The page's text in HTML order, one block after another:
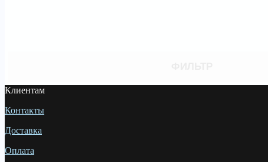
Клиентам
Контакты
Доставка
Оплата